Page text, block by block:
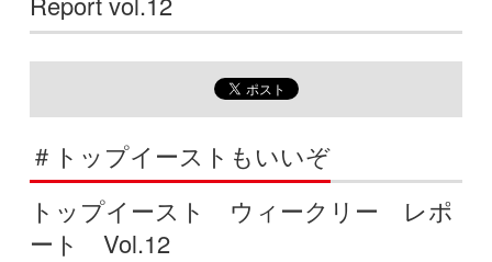
＃トップイーストもいいぞ
トップイースト ウィークリー レポ
ート Vol.12